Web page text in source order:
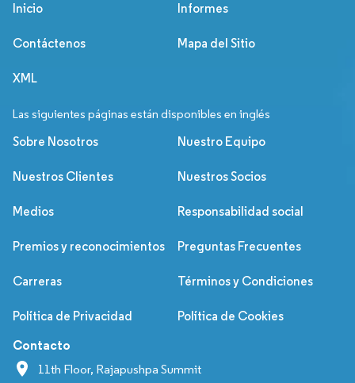
Inicio Informes
Contáctenos Mapa del Sitio
XML
Las siguientes páginas están disponibles en inglés
Sobre Nosotros Nuestro Equipo
Nuestros Clientes Nuestros Socios
Medios Responsabilidad social
Premios y reconocimientos Preguntas Frecuentes
Carreras Términos y Condiciones
Política de Privacidad Política de Cookies
Contacto
11th Floor, Rajapushpa Summit